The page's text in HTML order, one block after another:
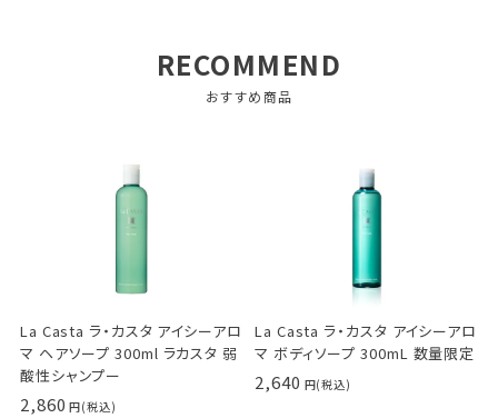
RECOMMEND
おすすめ商品
La Casta ラ・カスタ アイシーアロ
マ ヘアソープ 300ml ラカスタ 弱
酸性シャンプー
2,860
La Casta ラ・カスタ アイシーアロ
マ ボディソープ 300mL 数量限定
2,640